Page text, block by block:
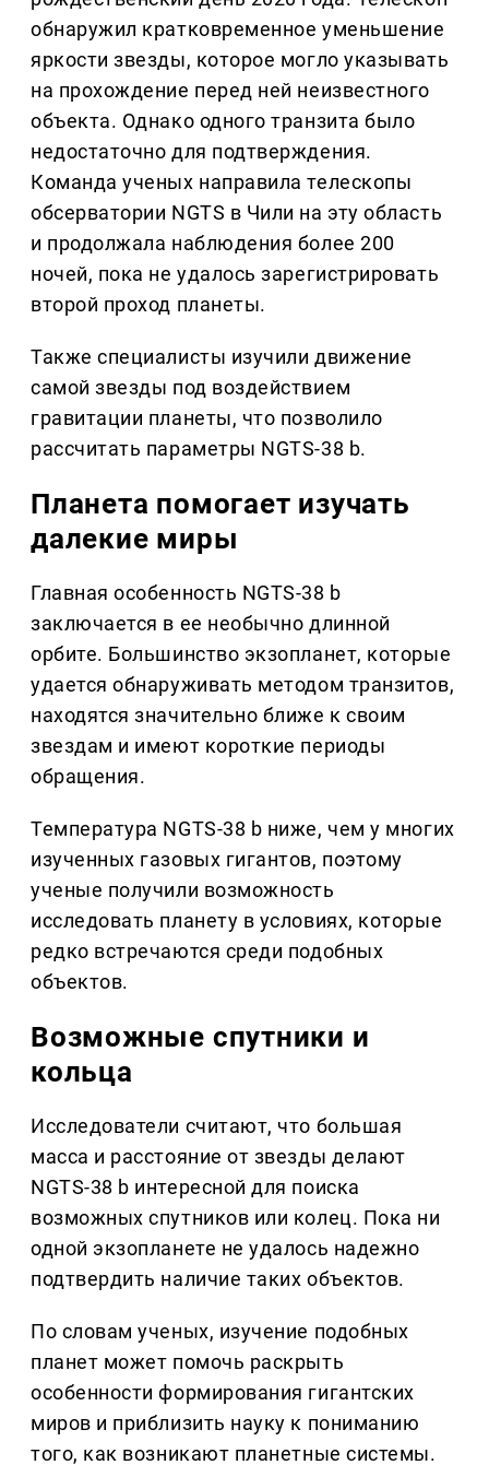
обнаружил кратковременное уменьшение
яркости звезды, которое могло указывать
на прохождение перед ней неизвестного
объекта. Однако одного транзита было
недостаточно для подтверждения.
Команда ученых направила телескопы
обсерватории NGTS в Чили на эту область
и продолжала наблюдения более 200
ночей, пока не удалось зарегистрировать
второй проход планеты.
Также специалисты изучили движение
самой звезды под воздействием
гравитации планеты, что позволило
рассчитать параметры NGTS-38 b.
Планета помогает изучать
далекие миры
Главная особенность NGTS-38 b
заключается в ее необычно длинной
орбите. Большинство экзопланет, которые
удается обнаруживать методом транзитов,
находятся значительно ближе к своим
звездам и имеют короткие периоды
обращения.
Температура NGTS-38 b ниже, чем у многих
изученных газовых гигантов, поэтому
ученые получили возможность
исследовать планету в условиях, которые
редко встречаются среди подобных
объектов.
Возможные спутники и
кольца
Исследователи считают, что большая
масса и расстояние от звезды делают
NGTS-38 b интересной для поиска
возможных спутников или колец. Пока ни
одной экзопланете не удалось надежно
подтвердить наличие таких объектов.
По словам ученых, изучение подобных
планет может помочь раскрыть
особенности формирования гигантских
миров и приблизить науку к пониманию
того, как возникают планетные системы.